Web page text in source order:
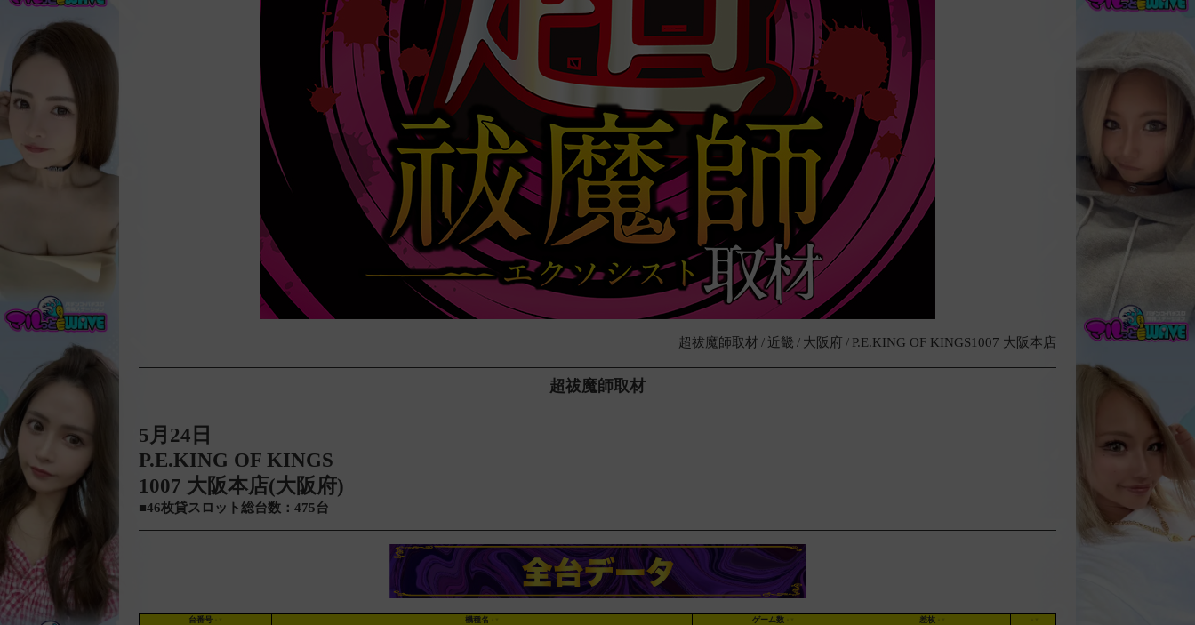
超祓魔師取材 近畿 大阪府 P.E.KING OF KINGS1007 大阪本店
超祓魔師取材
5月24日
P.E.KING OF KINGS
1007 大阪本店(大阪府)
■46枚貸スロット総台数：475台
台番号 機種名 ゲーム数 差枚